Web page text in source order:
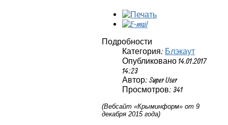
Подробности
Категория: Блэкаут
Опубликовано 14.01.2017
14:23
Автор: Super User
Просмотров: 341
(Вебсайт «Крыминформ» от 9
декабря 2015 года)